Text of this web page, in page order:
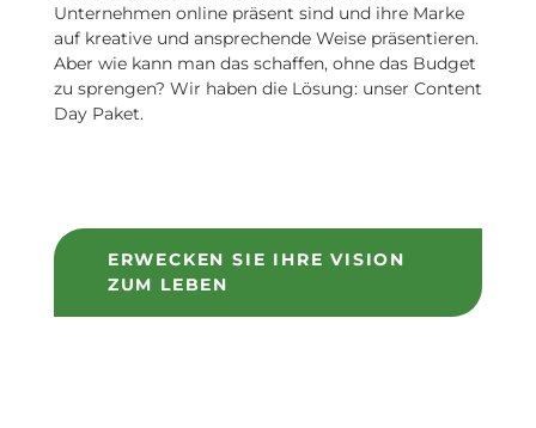
Unternehmen online präsent sind und ihre Marke
auf kreative und ansprechende Weise präsentieren.
Aber wie kann man das schaffen, ohne das Budget
zu sprengen? Wir haben die Lösung: unser Content
Day Paket.
ERWECKEN SIE IHRE VISION
ZUM LEBEN